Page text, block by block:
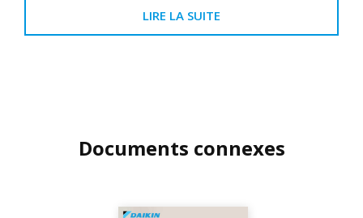
LIRE LA SUITE
Documents connexes